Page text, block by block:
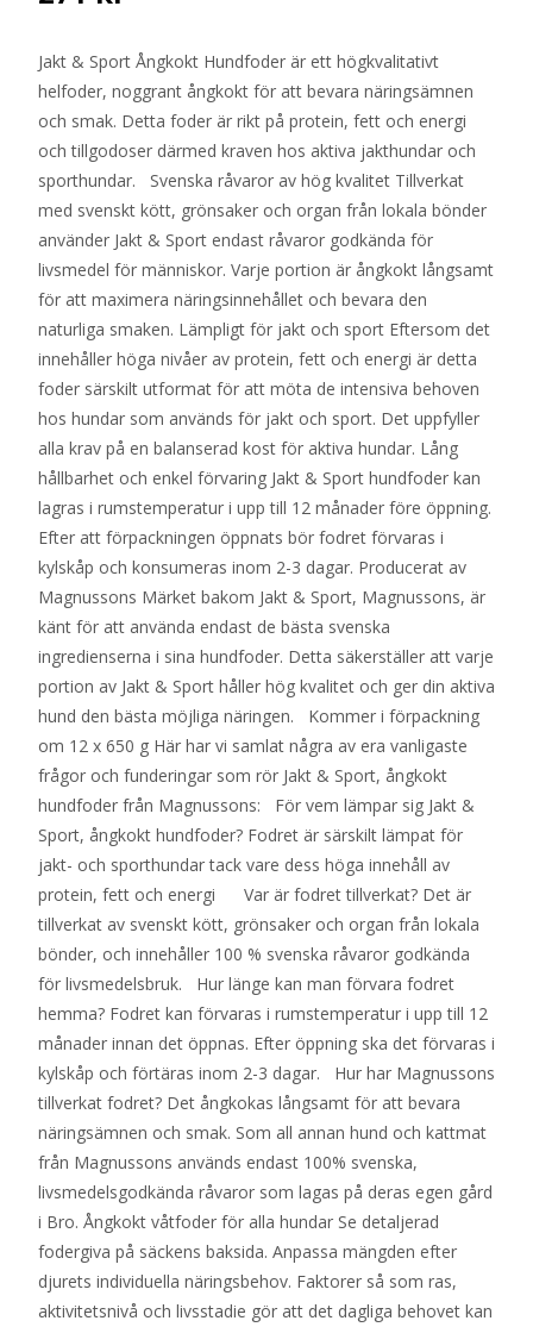
Jakt & Sport Ångkokt Hundfoder är ett högkvalitativt
helfoder, noggrant ångkokt för att bevara näringsämnen
och smak. Detta foder är rikt på protein, fett och energi
och tillgodoser därmed kraven hos aktiva jakthundar och
sporthundar. Svenska råvaror av hög kvalitet Tillverkat
med svenskt kött, grönsaker och organ från lokala bönder
använder Jakt & Sport endast råvaror godkända för
livsmedel för människor. Varje portion är ångkokt långsamt
för att maximera näringsinnehållet och bevara den
naturliga smaken. Lämpligt för jakt och sport Eftersom det
innehåller höga nivåer av protein, fett och energi är detta
foder särskilt utformat för att möta de intensiva behoven
hos hundar som används för jakt och sport. Det uppfyller
alla krav på en balanserad kost för aktiva hundar. Lång
hållbarhet och enkel förvaring Jakt & Sport hundfoder kan
lagras i rumstemperatur i upp till 12 månader före öppning.
Efter att förpackningen öppnats bör fodret förvaras i
kylskåp och konsumeras inom 2-3 dagar. Producerat av
Magnussons Märket bakom Jakt & Sport, Magnussons, är
känt för att använda endast de bästa svenska
ingredienserna i sina hundfoder. Detta säkerställer att varje
portion av Jakt & Sport håller hög kvalitet och ger din aktiva
hund den bästa möjliga näringen. Kommer i förpackning
om 12 x 650 g Här har vi samlat några av era vanligaste
frågor och funderingar som rör Jakt & Sport, ångkokt
hundfoder från Magnussons: För vem lämpar sig Jakt &
Sport, ångkokt hundfoder? Fodret är särskilt lämpat för
jakt- och sporthundar tack vare dess höga innehåll av
protein, fett och energi Var är fodret tillverkat? Det är
tillverkat av svenskt kött, grönsaker och organ från lokala
bönder, och innehåller 100 % svenska råvaror godkända
för livsmedelsbruk. Hur länge kan man förvara fodret
hemma? Fodret kan förvaras i rumstemperatur i upp till 12
månader innan det öppnas. Efter öppning ska det förvaras i
kylskåp och förtäras inom 2-3 dagar. Hur har Magnussons
tillverkat fodret? Det ångkokas långsamt för att bevara
näringsämnen och smak. Som all annan hund och kattmat
från Magnussons används endast 100% svenska,
livsmedelsgodkända råvaror som lagas på deras egen gård
i Bro. Ångkokt våtfoder för alla hundar Se detaljerad
fodergiva på säckens baksida. Anpassa mängden efter
djurets individuella näringsbehov. Faktorer så som ras,
aktivitetsnivå och livsstadie gör att det dagliga behovet kan